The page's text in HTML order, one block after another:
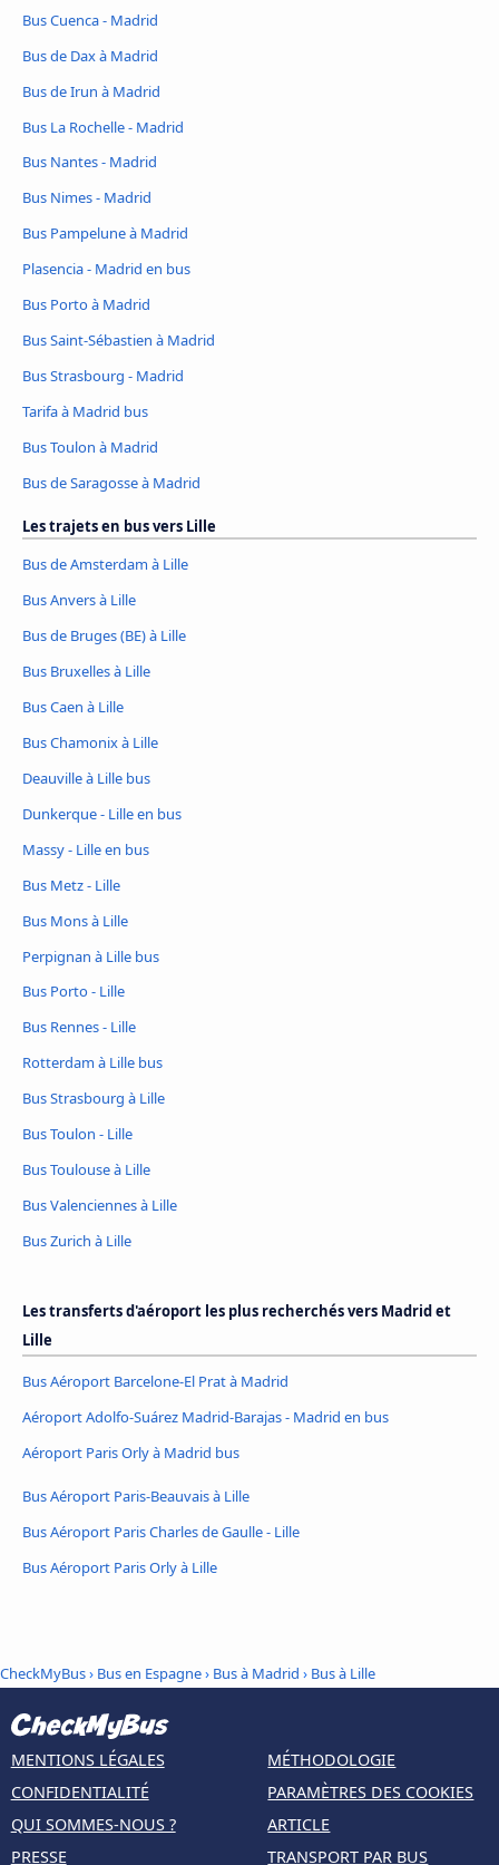
Bus Cuenca - Madrid
Bus de Dax à Madrid
Bus de Irun à Madrid
Bus La Rochelle - Madrid
Bus Nantes - Madrid
Bus Nimes - Madrid
Bus Pampelune à Madrid
Plasencia - Madrid en bus
Bus Porto à Madrid
Bus Saint-Sébastien à Madrid
Bus Strasbourg - Madrid
Tarifa à Madrid bus
Bus Toulon à Madrid
Bus de Saragosse à Madrid
Les trajets en bus vers Lille
Bus de Amsterdam à Lille
Bus Anvers à Lille
Bus de Bruges (BE) à Lille
Bus Bruxelles à Lille
Bus Caen à Lille
Bus Chamonix à Lille
Deauville à Lille bus
Dunkerque - Lille en bus
Massy - Lille en bus
Bus Metz - Lille
Bus Mons à Lille
Perpignan à Lille bus
Bus Porto - Lille
Bus Rennes - Lille
Rotterdam à Lille bus
Bus Strasbourg à Lille
Bus Toulon - Lille
Bus Toulouse à Lille
Bus Valenciennes à Lille
Bus Zurich à Lille
Les transferts d'aéroport les plus recherchés vers Madrid et
Lille
Bus Aéroport Barcelone-El Prat à Madrid
Aéroport Adolfo-Suárez Madrid-Barajas - Madrid en bus
Aéroport Paris Orly à Madrid bus
Bus Aéroport Paris-Beauvais à Lille
Bus Aéroport Paris Charles de Gaulle - Lille
Bus Aéroport Paris Orly à Lille
CheckMyBus› Bus en Espagne› Bus à Madrid › Bus à Lille
MENTIONS LÉGALES
CONFIDENTIALITÉ
QUI SOMMES-NOUS ?
PRESSE
MÉTHODOLOGIE
PARAMÈTRES DES COOKIES
ARTICLE
TRANSPORT PAR BUS